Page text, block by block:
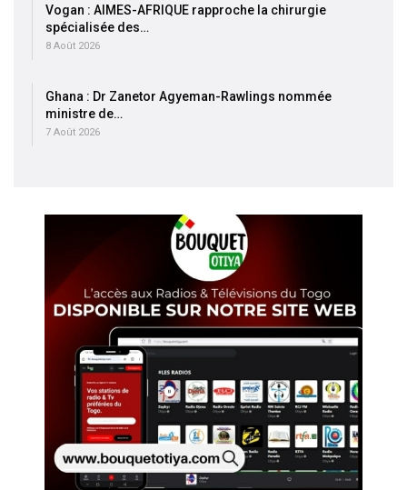
Vogan : AIMES-AFRIQUE rapproche la chirurgie
spécialisée des…
8 Août 2026
Ghana : Dr Zanetor Agyeman-Rawlings nommée
ministre de…
7 Août 2026